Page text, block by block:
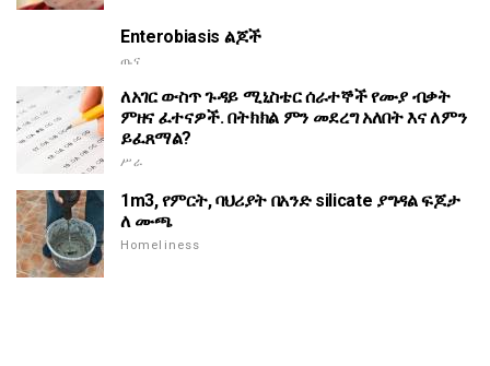
Enterobiasis ልጆች
ጤና
ለአገር ውስጥ ጉዳይ ሚኒስቴር ሰራተኞች የሙያ ብቃት
ምዘና ፈተናዎች. በትክክል ምን መደረግ አለበት እና ለምን
ይፈጸማል?
ሥራ
1m3, የምርት, ባህሪያት በአንድ silicate ያግዳል ፍጆታ
ለ ሙጫ
Homeliness